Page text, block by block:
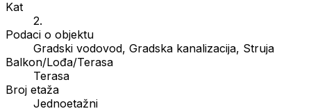
Kat
2.
Podaci o objektu
Gradski vodovod, Gradska kanalizacija, Struja
Balkon/Lođa/Terasa
Terasa
Broj etaža
Jednoetažni